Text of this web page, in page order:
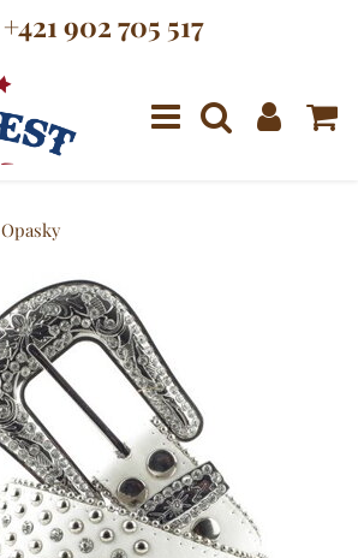
+421 902 705 517
Menu
Opasky